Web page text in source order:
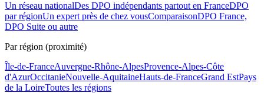
Un réseau nationalDes DPO indépendants partout en FranceDPO
par régionUn expert près de chez vousComparaisonDPO France,
DPO Suite ou autre
Par région (proximité)
Île-de-FranceAuvergne-Rhône-AlpesProvence-Alpes-Côte
d'AzurOccitanieNouvelle-AquitaineHauts-de-FranceGrand EstPays
de la LoireToutes les régions